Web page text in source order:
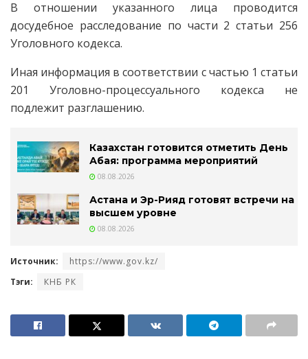
В отношении указанного лица проводится
досудебное расследование по части 2 статьи 256
Уголовного кодекса.
Иная информация в соответствии с частью 1 статьи
201 Уголовно-процессуального кодекса не
подлежит разглашению.
Казахстан готовится отметить День
Абая: программа мероприятий
08.08.2026
Астана и Эр-Рияд готовят встречи на
высшем уровне
08.08.2026
Источник:
https://www.gov.kz/
Тэги:
КНБ РК